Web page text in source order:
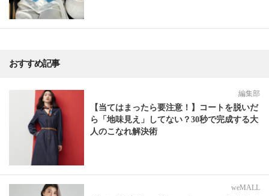
おすすめ記事
編集部
【当てはまったら要注意！】コートを脱いだ
ら「地味見え」してない？30秒で完成する大
人のこなれ解決術
weMALL